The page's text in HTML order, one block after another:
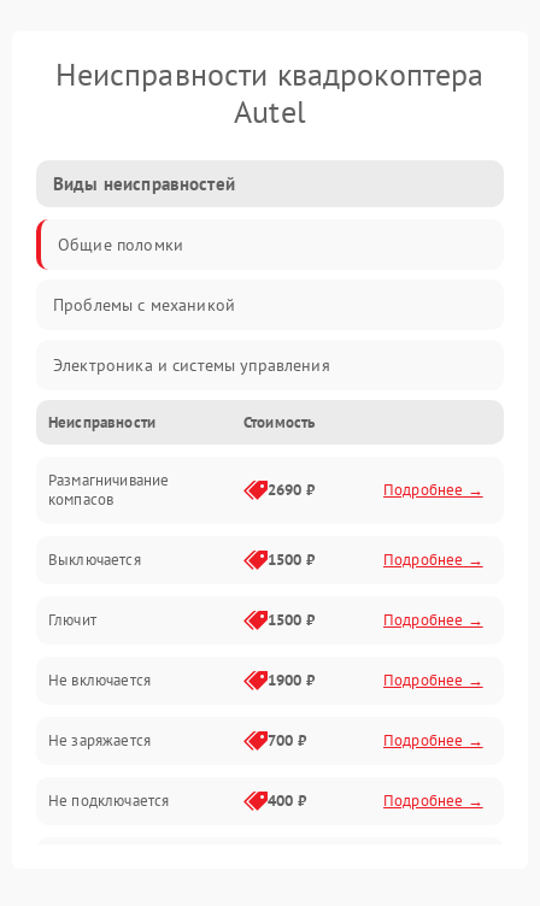
Неисправности квадрокоптера
Autel
Виды неисправностей
Общие поломки
Проблемы с механикой
Электроника и системы управления
Проблемы с сигналом
Двигатели и силовая установка
Механические повреждения
Неисправности Стоимость
Размагничивание
компасов
2690 ₽ Подробнее →
Выключается 1500 ₽ Подробнее →
Глючит 1500 ₽ Подробнее →
Не включается 1900 ₽ Подробнее →
Не заряжается 700 ₽ Подробнее →
Не подключается 400 ₽ Подробнее →